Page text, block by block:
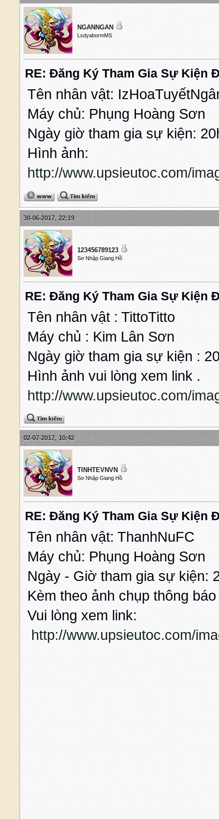
NGANNGAN
LsdyabormMS
RE: Đăng Ký Tham Gia Sự Kiện
Tên nhân vật:
Máy chủ: Phụng Hoàng Sơn
Ngày giờ tham gia sự kiện:
Hình ảnh:
http://www.upsieutoc.com/
30-06-2017, 22:19
123456789123
Sơ Nhập Giang Hồ
RE: Đăng Ký Tham Gia Sự Kiện
Tên nhân vật : TittoTitto
Máy chủ : Kim Lân Sơn
Ngày giờ tham gia sự kiện :
Hình ảnh vui lòng xem link .
http://www.upsieutoc.com/
02-07-2017, 10:42
TINHTEVNVN
Sơ Nhập Giang Hồ
RE: Đăng Ký Tham Gia Sự Kiện
Tên nhân vật: ThanhNuFC
Máy chủ: Phụng Hoàng Sơn
Ngày - Giờ tham gia sự kiện:
Kèm theo ảnh chụp thông
Vui lòng xem link:
http://www.upsieutoc.com/